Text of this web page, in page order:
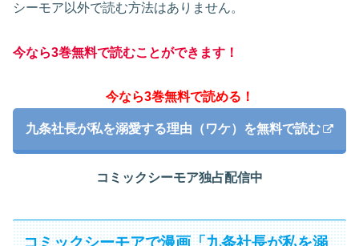
シーモア以外で読む方法はありません。
今なら3巻無料で読むことができます！
今なら3巻無料で読める！
九条社長が私を溺愛する理由（ワケ）を無料で読む
コミックシーモア独占配信中
コミックシーモアで漫画「九条社長が私を溺